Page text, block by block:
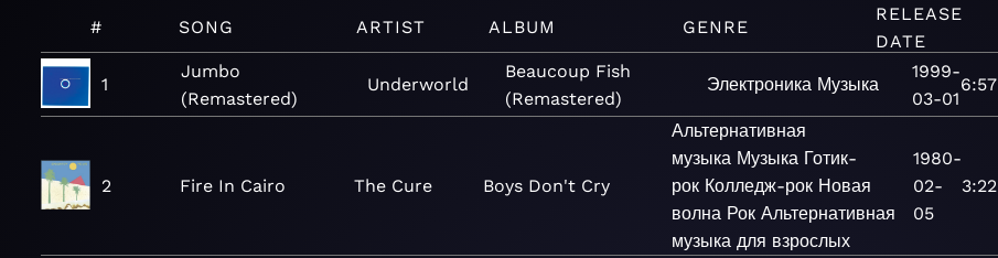
# SONG ARTIST ALBUM GENRE
RELEASE
DATE
1
Jumbo
(Remastered)
Underworld
Beaucoup Fish
(Remastered)
Электроника Музыка
1999-
03-01
6:57
2 Fire In Cairo The Cure Boys Don't Cry
Альтернативная
музыка Музыка Готик-
рок Колледж-рок Новая
волна Рок Альтернативная
музыка для взрослых
1980-
02-
05
3:22